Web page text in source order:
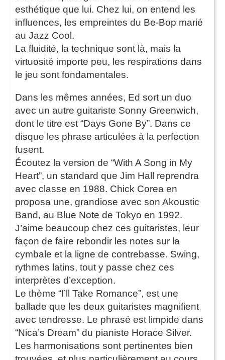
esthétique que lui. Chez lui, on entend les
influences, les empreintes du Be-Bop marié
au Jazz Cool.
La fluidité, la technique sont là, mais la
virtuosité importe peu, les respirations dans
le jeu sont fondamentales.
Dans les mêmes années, Ed sort un duo
avec un autre guitariste Sonny Greenwich,
dont le titre est “Days Gone By”. Dans ce
disque les phrase articulées à la perfection
fusent.
Écoutez la version de “With A Song in My
Heart”, un standard que Jim Hall reprendra
avec classe en 1988. Chick Corea en
proposa une, grandiose avec son Akoustic
Band, au Blue Note de Tokyo en 1992.
J’aime beaucoup chez ces guitaristes, leur
façon de faire rebondir les notes sur la
cymbale et la ligne de contrebasse. Swing,
rythmes latins, tout y passe chez ces
interprètes d’exception.
Le thème “I’ll Take Romance”, est une
ballade que les deux guitaristes magnifient
avec tendresse. Le phrasé est limpide dans
“Nica’s Dream” du pianiste Horace Silver.
Les harmonisations sont pertinentes bien